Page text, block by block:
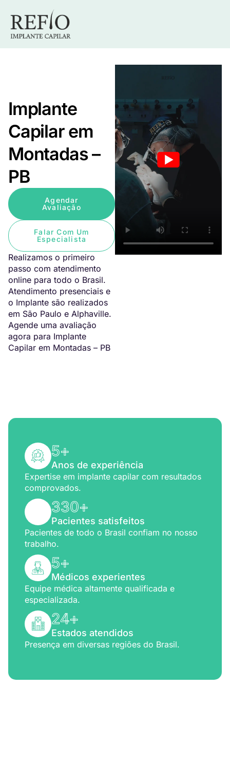
Implante
Capilar em
Montadas –
PB
Agendar
Avaliação
Falar Com Um
Especialista
Realizamos o primeiro
passo com atendimento
online para todo o Brasil.
Atendimento presenciais e
o Implante são realizados
em São Paulo e Alphaville.
Agende uma avaliação
agora para Implante
Capilar em Montadas – PB
5+
Anos de experiência
Expertise em implante capilar com resultados
comprovados.
330+
Pacientes satisfeitos
Pacientes de todo o Brasil confiam no nosso
trabalho.
5+
Médicos experientes
Equipe médica altamente qualificada e
especializada.
24+
Estados atendidos
Presença em diversas regiões do Brasil.